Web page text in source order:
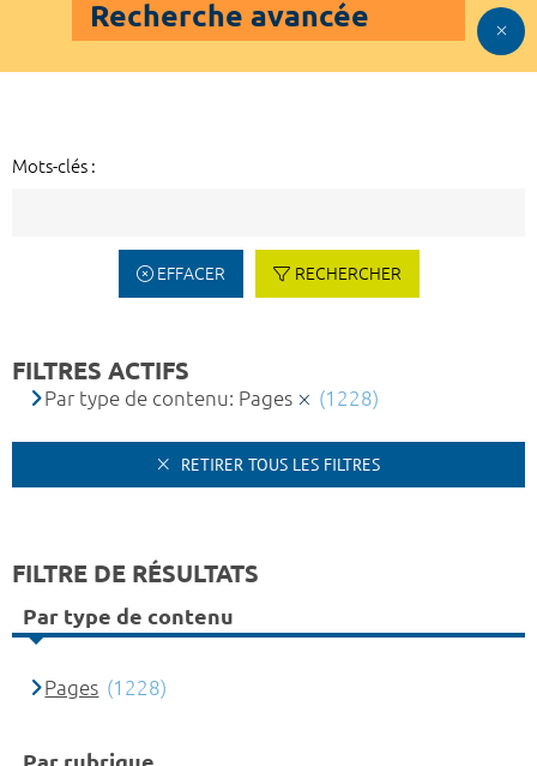
Recherche avancée
Mots-clés :
EFFACER RECHERCHER
FILTRES ACTIFS
Par type de contenu: Pages (1228)
RETIRER TOUS LES FILTRES
FILTRE DE RÉSULTATS
Par type de contenu
Pages (1228)
Par rubrique